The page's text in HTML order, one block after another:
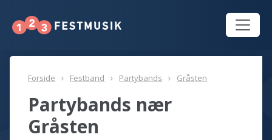
Forside Festband Partybands Gråsten
Partybands nær
Gråsten